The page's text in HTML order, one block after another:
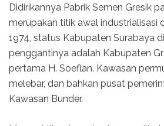
Didirikannya Pabrik Semen Gresik
merupakan titik awal industrialisasi
1974, status Kabupaten Surabaya
penggantinya adalah Kabupaten
pertama H. Soeflan. Kawasan
melebar, dan bahkan pusat
Kawasan Bunder.